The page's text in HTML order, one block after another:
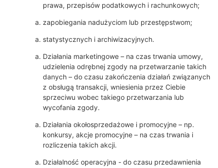
prawa, przepisów podatkowych i rachunkowych;
zapobiegania nadużyciom lub przestępstwom;
statystycznych i archiwizacyjnych.
Działania marketingowe – na czas trwania umowy,
udzielenia odrębnej zgody na przetwarzanie takich
danych – do czasu zakończenia działań związanych
z obsługą transakcji, wniesienia przez Ciebie
sprzeciwu wobec takiego przetwarzania lub
wycofania zgody.
Działania okołosprzedażowe i promocyjne – np.
konkursy, akcje promocyjne – na czas trwania i
rozliczenia takich akcji.
Działalność operacyjna - do czasu przedawnienia